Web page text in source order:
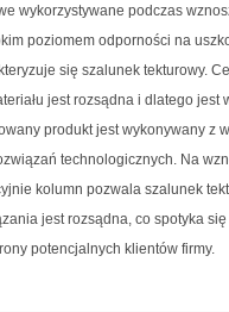
wykorzystywane podczas
poziomem odporności na
się szalunek tekturowy.
jest rozsądna i dlatego jest
produkt jest wykonywany z
technologicznych. Na
kolumn pozwala szalunek
jest rozsądna, co spotyka
potencjalnych klientów firmy.